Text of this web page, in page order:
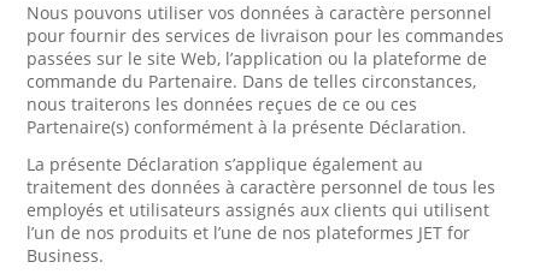
Nous pouvons utiliser vos données à caractère personnel
pour fournir des services de livraison pour les commandes
passées sur le site Web, l’application ou la plateforme de
commande du Partenaire. Dans de telles circonstances,
nous traiterons les données reçues de ce ou ces
Partenaire(s) conformément à la présente Déclaration.
La présente Déclaration s’applique également au
traitement des données à caractère personnel de tous les
employés et utilisateurs assignés aux clients qui utilisent
l’un de nos produits et l’une de nos plateformes JET for
Business.